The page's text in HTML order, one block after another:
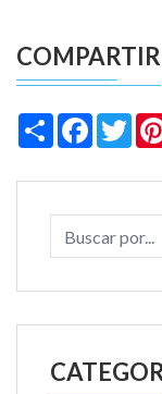
COMPARTIR
Share